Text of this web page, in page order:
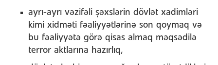
ayrı-ayrı vəzifəli şəxslərin dövlət xadimləri
kimi xidməti fəaliyyətlərinə son qoymaq və
bu fəaliyyətə görə qisas almaq məqsədilə
terror aktlarına hazırlıq,